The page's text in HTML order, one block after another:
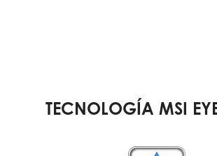
TECNOLOGÍA MSI